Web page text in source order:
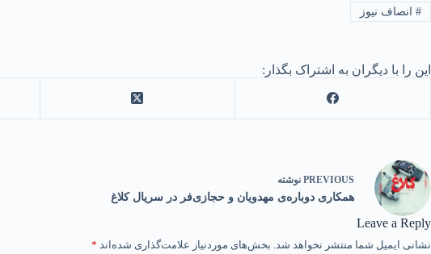
#انصاف نیوز
این را با دیگران به اشتراک بگذار:
PREVIOUS نوشته
همکاری دوباره‌ی مهدویان و حجازی‌فر در سریال کلاغ
Leave a Reply
نشانی ایمیل شما منتشر نخواهد شد. بخش‌های موردنیاز علامت‌گذاری شده‌اند *